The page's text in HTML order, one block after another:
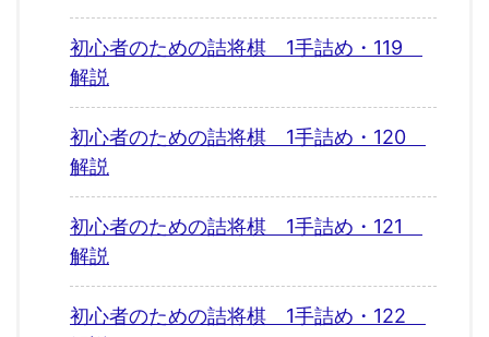
初心者のための詰将棋 1手詰め・119
解説
初心者のための詰将棋 1手詰め・120
解説
初心者のための詰将棋 1手詰め・121
解説
初心者のための詰将棋 1手詰め・122